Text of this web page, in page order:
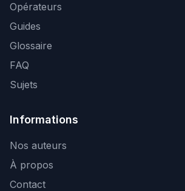
Opérateurs
Guides
Glossaire
FAQ
Sujets
Informations
Nos auteurs
À propos
Contact